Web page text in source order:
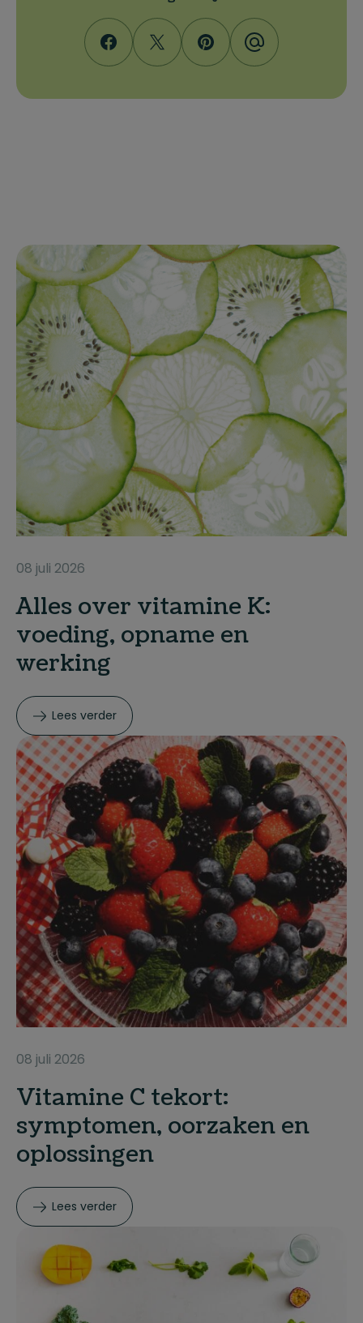
08 juli 2026
Alles over vitamine K:
voeding, opname en
werking
Lees verder
08 juli 2026
Vitamine C tekort:
symptomen, oorzaken en
oplossingen
Lees verder